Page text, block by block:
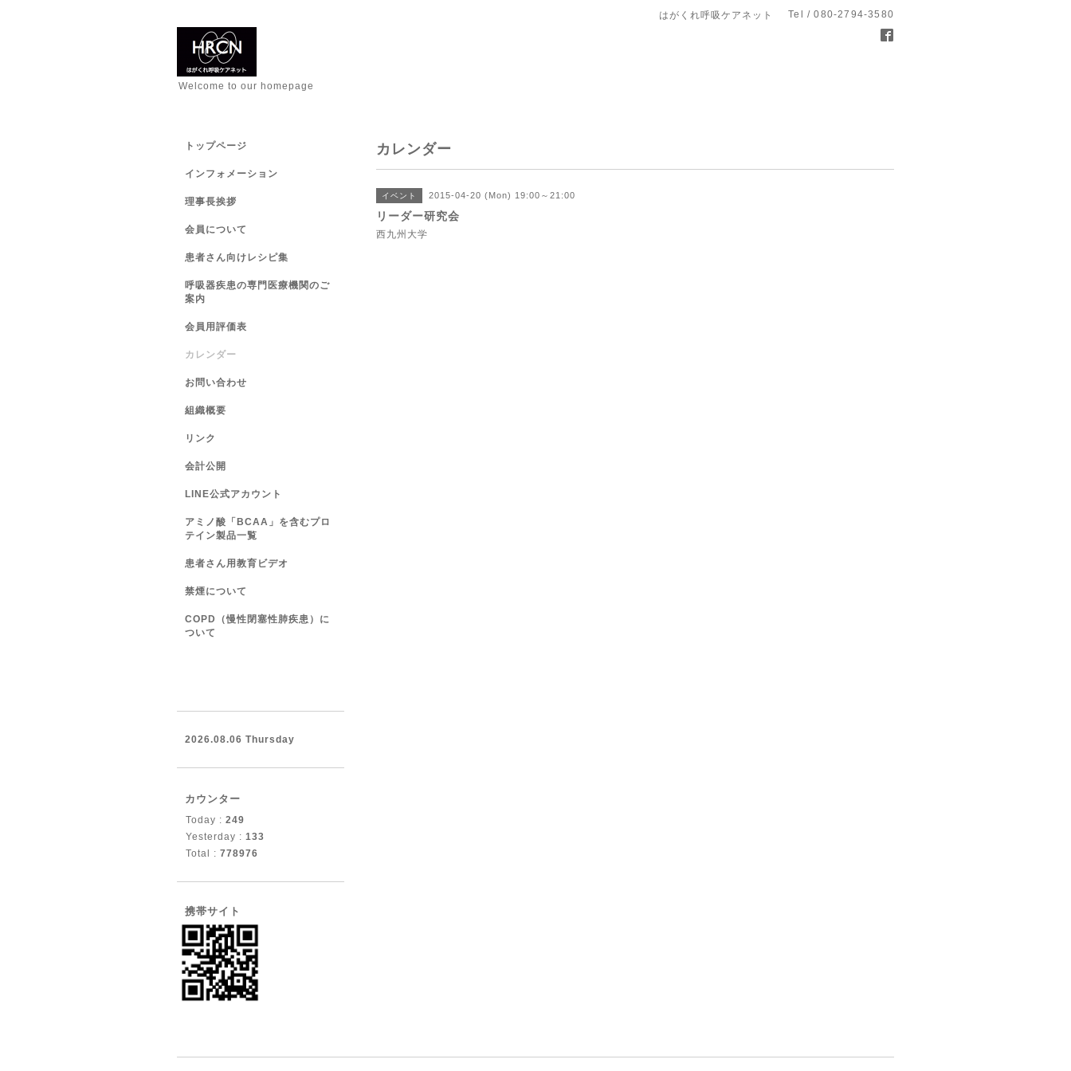
はがくれ呼吸ケアネット Tel / 080-2794-3580
Welcome to our homepage
カレンダー
イベント 2015-04-20 (Mon) 19:00～21:00
リーダー研究会
西九州大学
トップページ
インフォメーション
理事長挨拶
会員について
患者さん向けレシピ集
呼吸器疾患の専門医療機関のご
案内
会員用評価表
カレンダー
お問い合わせ
組織概要
リンク
会計公開
LINE公式アカウント
アミノ酸「BCAA」を含むプロ
テイン製品一覧
患者さん用教育ビデオ
禁煙について
COPD（慢性閉塞性肺疾患）に
ついて
2026.08.06 Thursday
カウンター
Today : 249
Yesterday : 133
Total : 778976
携帯サイト